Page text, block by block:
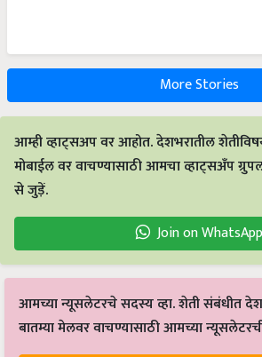
More Stories
आम्ही व्हाट्सअप वर आहोत. देशभरातील
मोबाईल वर वाचण्यासाठी आमचा व्हाट्सअँप
से जुड़ें.
Join on WhatsApp
आमच्या न्यूसलेटरचे सदस्य व्हा. शेती संबंधीत
बातम्या मेलवर वाचण्यासाठी आमच्या